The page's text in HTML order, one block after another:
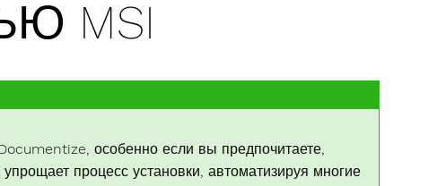
MSI
особенно если вы предпочитаете,
процесс установки, автоматизируя многие